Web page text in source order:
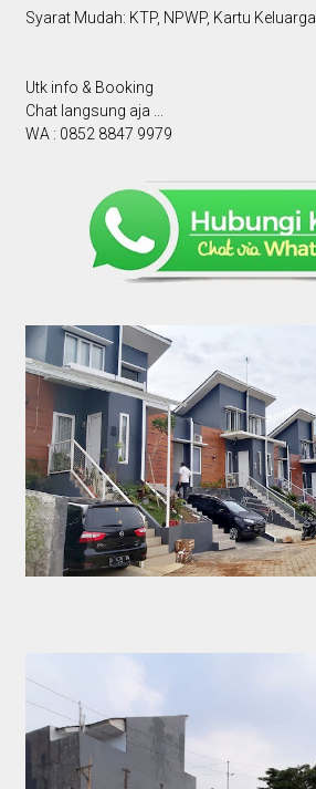
Syarat Mudah: KTP, NPWP, Kartu Keluarga.
Utk info & Booking
Chat langsung aja ...
WA : 0852 8847 9979